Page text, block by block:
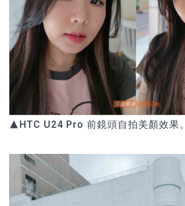
▲HTC U24 Pro 前鏡頭自拍美顏效果。